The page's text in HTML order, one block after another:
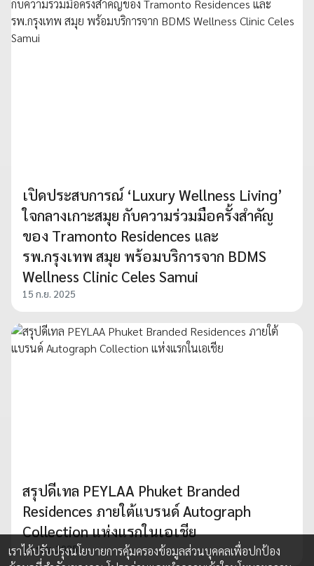
เปิดประสบการณ์ ‘Luxury Wellness Living’
ใจกลางเกาะสมุย กับความร่วมมือครั้งสำคัญ
ของ Tramonto Residences และ
รพ.กรุงเทพ สมุย พร้อมบริการจาก BDMS
Wellness Clinic Celes Samui
15 ก.ย. 2025
สรุปดีเทล PEYLAA Phuket Branded
Residences ภายใต้แบรนด์ Autograph
Collection แห่งแรกในเอเชีย
13 พ.ย. 2025
เราได้ปรับปรุงนโยบายการคุ้มครองข้อมูลส่วนบุคคลเพื่อปกป้อง